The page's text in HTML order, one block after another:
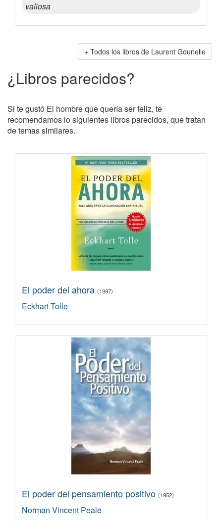
valiosa
Todos los libros de Laurent Gounelle
¿Libros parecidos?
Si te gustó El hombre que quería ser feliz, te
recomendamos lo siguientes libros parecidos, que tratan
de temas similares.
El poder del ahora (1997)
Eckhart Tolle
El poder del pensamiento positivo (1952)
Norman Vincent Peale